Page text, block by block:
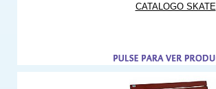
CATALOGO SKATE